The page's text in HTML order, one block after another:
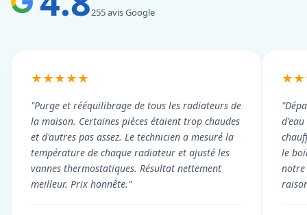
255 avis Google
★★★★★
"Purge et rééquilibrage de tous les radiateurs de
la maison. Certaines pièces étaient trop chaudes
et d'autres pas assez. Le technicien a mesuré la
température de chaque radiateur et ajusté les
vannes thermostatiques. Résultat nettement
meilleur. Prix honnête."
le
notre